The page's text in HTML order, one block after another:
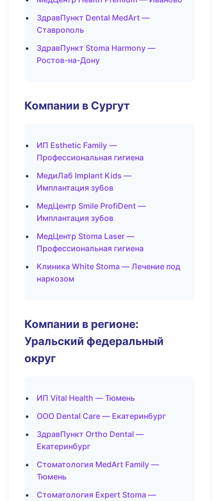
ЗдравПункт Dental MedArt —
Ставрополь
ЗдравПункт Stoma Harmony —
Ростов-на-Дону
Компании в Сургут
ИП Esthetic Family —
Профессиональная гигиена
МедиЛаб Implant Kids —
Имплантация зубов
МедЦентр Smile ProfiDent —
Имплантация зубов
МедЦентр Stoma Laser —
Профессиональная гигиена
Клиника White Stoma — Лечение под
наркозом
Компании в регионе:
Уральский федеральный
округ
ИП Vital Health — Тюмень
ООО Dental Care — Екатеринбург
ЗдравПункт Ortho Dental —
Екатеринбург
Стоматология MedArt Family —
Тюмень
Стоматология Expert Stoma —